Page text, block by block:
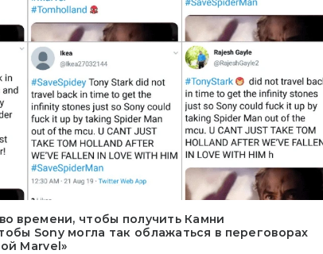
времени, чтобы получить Камни
Sony могла так облажаться в переговорах
Marvel»